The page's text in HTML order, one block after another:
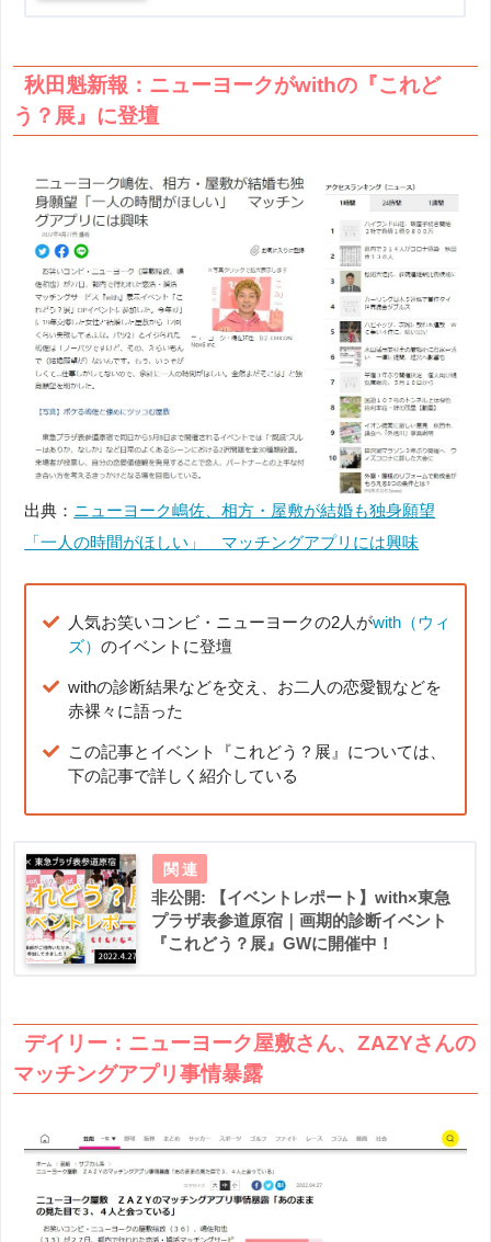
秋田魁新報：ニューヨークがwithの『これど
う？展』に登壇
出典： ニューヨーク嶋佐、相方・屋敷が結婚も独身願望
「一人の時間がほしい」 マッチングアプリには興味
人気お笑いコンビ・ニューヨークの2人がwith（ウィ
ズ）のイベントに登壇
withの診断結果などを交え、お二人の恋愛観などを
赤裸々に語った
この記事とイベント『これどう？展』については、
下の記事で詳しく紹介している
非公開: 【イベントレポート】with×東急
プラザ表参道原宿｜画期的診断イベント
『これどう？展』GWに開催中！
デイリー：ニューヨーク屋敷さん、ZAZYさんの
マッチングアプリ事情暴露